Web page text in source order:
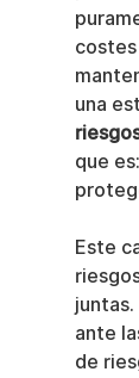
una
que
Este
ante
de